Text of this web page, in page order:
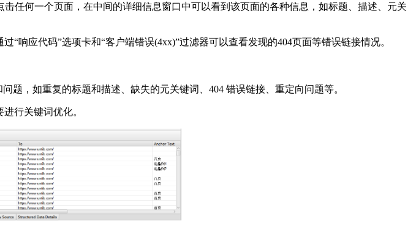
任何一个页面，在中间的详细信息窗口中可以看到该页面的各种信息，如标题、描述、元关
响应代码”选项卡和“客户端错误(4xx)”过滤器可以查看发现的404页面等错误链接情况。
题，如重复的标题和描述、缺失的元关键词、404 错误链接、重定向问题等。
行关键词优化。